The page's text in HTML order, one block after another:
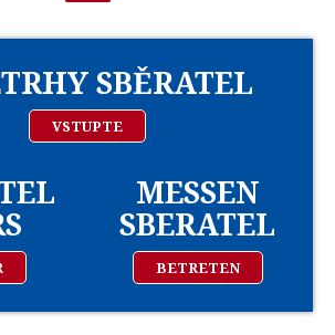
SBĚRATEL
VSTUPTE
MESSEN
SBERATEL
BETRETEN